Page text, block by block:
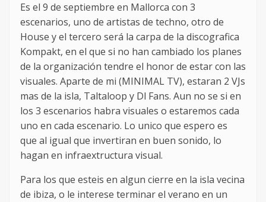
Es el 9 de septiembre en Mallorca con 3
escenarios, uno de artistas de techno, otro de
House y el tercero será la carpa de la discografica
Kompakt, en el que si no han cambiado los planes
de la organización tendre el honor de estar con las
visuales. Aparte de mi (MINIMAL TV), estaran 2 VJs
mas de la isla, Taltaloop y Dl Fans. Aun no se si en
los 3 escenarios habra visuales o estaremos cada
uno en cada escenario. Lo unico que espero es
que al igual que invertiran en buen sonido, lo
hagan en infraextructura visual.
Para los que esteis en algun cierre en la isla vecina
de ibiza, o le interese terminar el verano en un